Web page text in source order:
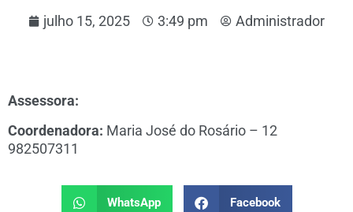
julho 15, 2025 3:49 pm Administrador
Assessora:
Coordenadora: Maria José do Rosário – 12
982507311
WhatsApp Facebook